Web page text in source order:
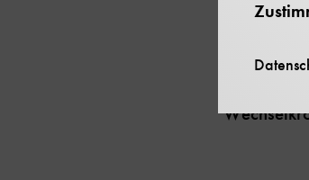
Der